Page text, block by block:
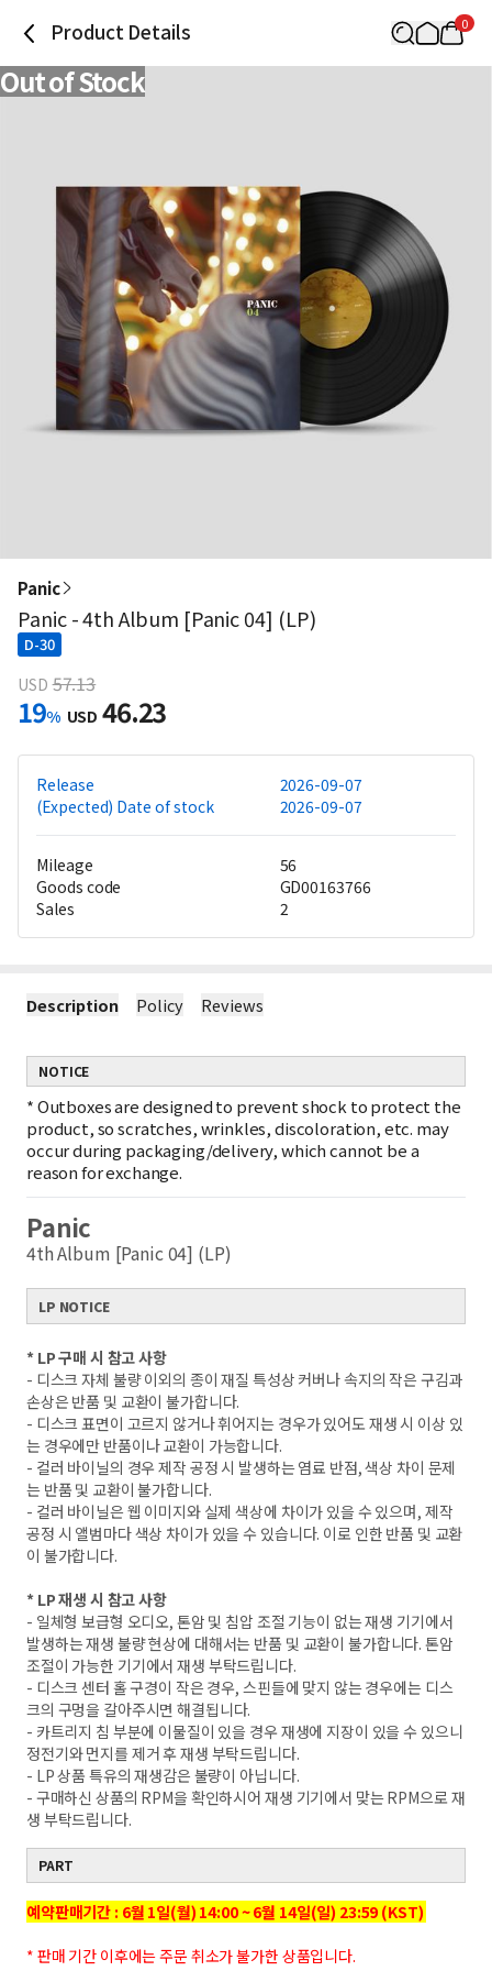
Product Details 0
Out of Stock
Panic
Panic - 4th Album [Panic 04] (LP)
D-30
USD 57.13
19% USD 46.23
Release
2026-09-07
(Expected) Date of stock
2026-09-07
Mileage
56
Goods code
GD00163766
Sales
2
Description Policy Reviews
NOTICE
*Outboxes are designed to prevent shock to protect the
product, so scratches, wrinkles, discoloration, etc. may
occur during packaging/delivery, which cannot be a
reason for exchange.
Panic
4th Album [Panic 04] (LP)
LP NOTICE
* LP 구매 시 참고 사항
- 디스크 자체 불량 이외의 종이 재질 특성상 커버나 속지의 작은 구김과
손상은 반품 및 교환이 불가합니다.
- 디스크 표면이 고르지 않거나 휘어지는 경우가 있어도 재생 시 이상 있
는 경우에만 반품이나 교환이 가능합니다.
- 컬러 바이닐의 경우 제작 공정 시 발생하는 염료 반점, 색상 차이 문제
는 반품 및 교환이 불가합니다.
- 컬러 바이닐은 웹 이미지와 실제 색상에 차이가 있을 수 있으며, 제작
공정 시 앨범마다 색상 차이가 있을 수 있습니다. 이로 인한 반품 및 교환
이 불가합니다.
* LP 재생 시 참고 사항
- 일체형 보급형 오디오, 톤암 및 침압 조절 기능이 없는 재생 기기에서
발생하는 재생 불량 현상에 대해서는 반품 및 교환이 불가합니다. 톤암
조절이 가능한 기기에서 재생 부탁드립니다.
- 디스크 센터 홀 구경이 작은 경우, 스핀들에 맞지 않는 경우에는 디스
크의 구멍을 갈아주시면 해결됩니다.
- 카트리지 침 부분에 이물질이 있을 경우 재생에 지장이 있을 수 있으니
정전기와 먼지를 제거 후 재생 부탁드립니다.
- LP 상품 특유의 재생감은 불량이 아닙니다.
- 구매하신 상품의 RPM을 확인하시어 재생 기기에서 맞는 RPM으로 재
생 부탁드립니다.
PART
예약판매기간 : 6월 1일(월) 14:00 ~ 6월 14일(일) 23:59 (KST)
* 판매 기간 이후에는 주문 취소가 불가한 상품입니다.